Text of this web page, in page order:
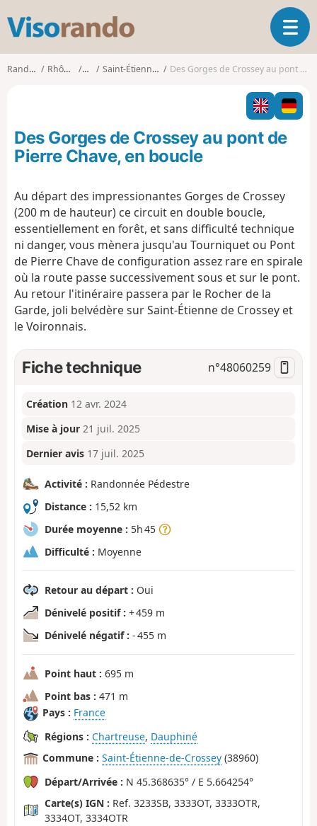
s
o
o
O
u
i
r
l
a
t
i
o
n
Randonnées Rhône-Alpes IsèreSaint-Étienne-de-Crossey Des Gorges de Crossey au pont de Pierre Chave, en boucle
Des Gorges de Crossey au pont de
Pierre Chave, en boucle
Au départ des impressionantes Gorges de Crossey
(200 m de hauteur) ce circuit en double boucle,
essentiellement en forêt, et sans difficulté technique
ni danger, vous mènera jusqu'au Tourniquet ou Pont
de Pierre Chave de configuration assez rare en spirale
où la route passe successivement sous et sur le pont.
Au retour l'itinéraire passera par le Rocher de la
Garde, joli belvédère sur Saint-Étienne de Crossey et
le Voironnais.
Fiche technique n°48060259
Création 12 avr. 2024
Mise à jour 21 juil. 2025
Dernier avis 17 juil. 2025
Activité : Randonnée Pédestre
Distance : 15,52 km
Durée moyenne : 5h 45
Difficulté : Moyenne
Retour au départ : Oui
Dénivelé positif : + 459 m
Dénivelé négatif : - 455 m
Point haut : 695 m
Point bas : 471 m
Pays : France
Régions : Chartreuse, Dauphiné
Commune : Saint-Étienne-de-Crossey (38960)
Départ/Arrivée : N 45.368635° / E 5.664254°
Carte(s) IGN : Ref. 3233SB, 3333OT, 3333OTR,
3334OT, 3334OTR